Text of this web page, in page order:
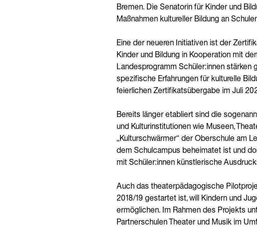
Bremen. Die Senatorin für Kinder und
Maßnahmen kultureller Bildung an
Eine der neueren Initiativen ist der
Kinder und Bildung in Kooperation mit
Landesprogramm Schüler:innen stärken
spezifische Erfahrungen für kulturelle
feierlichen Zertifikatsübergabe im Juli
Bereits länger etabliert sind die
und Kulturinstitutionen wie Museen,
„Kulturschwärmer“ der Oberschule am
dem Schulcampus beheimatet ist und
mit Schüler:innen künstlerische
Auch das theaterpädagogische
2018/19 gestartet ist, will Kindern und
ermöglichen. Im Rahmen des Projekts
Partnerschulen Theater und Musik im